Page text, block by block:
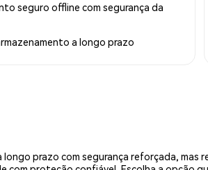
seguro offline com segurança da
a longo prazo
prazo com segurança reforçada,